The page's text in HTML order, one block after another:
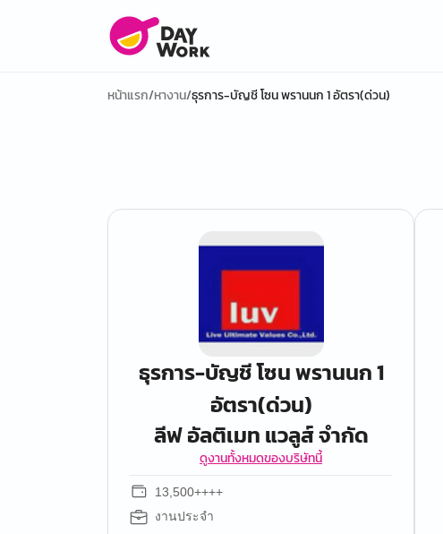
หน้าแรก/หางาน/ธุรการ-บัญชี โซน พรานนก 1 อัตรา(ด่วน)
ธุรการ-บัญชี โซน พรานนก 1
อัตรา(ด่วน)
ลีฟ อัลติเมท แวลูส์ จำกัด
ดูงานทั้งหมดของบริษัทนี้
13,500++++
งานประจำ